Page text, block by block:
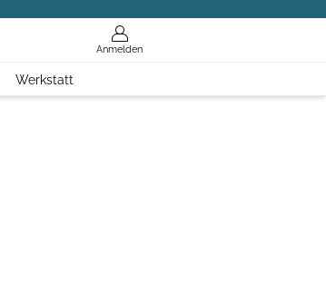
Anmelden
Werkstatt